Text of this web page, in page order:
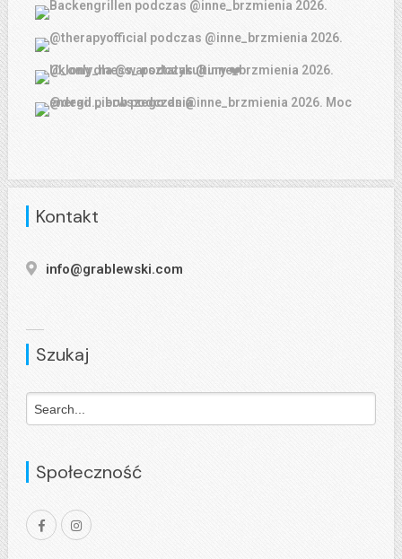
Kontakt
info@grablewski.com
Szukaj
Społeczność